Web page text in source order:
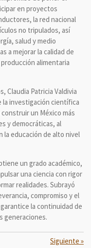
en proyectos
la red nacional
no tripulados, así
salud y medio
a mejorar la calidad de
alimentaria
Claudia Patricia Valdivia
la investigación científica
un México más
y democráticas, al
la educación de alto nivel
un grado académico,
una ciencia con rigor
realidades. Subrayó
compromiso y el
la continuidad de
generaciones.
Siguiente »